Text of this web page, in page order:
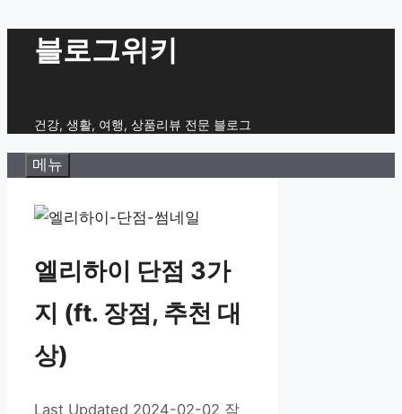
블로그위키
건강, 생활, 여행, 상품리뷰 전문 블로그
메뉴
엘리하이 단점 3가
지 (ft. 장점, 추천 대
상)
2024-02-02 작